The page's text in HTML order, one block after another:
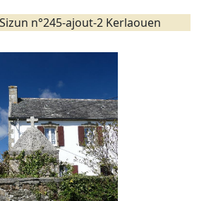
n°245-ajout-2 Kerlaouen